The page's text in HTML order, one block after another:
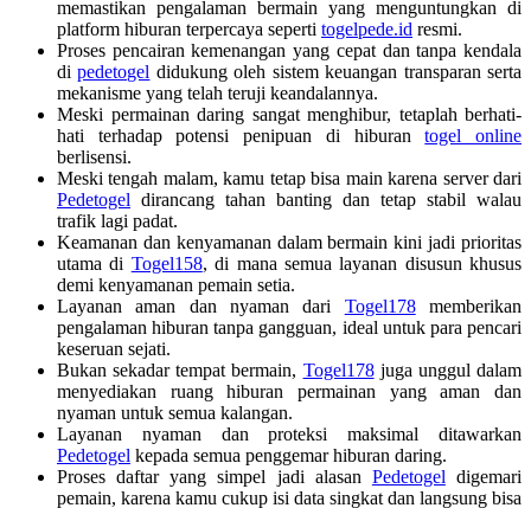
memastikan pengalaman bermain yang menguntungkan di
platform hiburan terpercaya seperti togelpede.id resmi.
Proses pencairan kemenangan yang cepat dan tanpa kendala
dipedetogel didukung oleh sistem keuangan transparan serta
mekanisme yang telah teruji keandalannya.
Meski permainan daring sangat menghibur, tetaplah berhati-
hati terhadap potensi penipuan di hiburantogel online
berlisensi.
Meski tengah malam, kamu tetap bisa main karena server dari
Pedetogel dirancang tahan banting dan tetap stabil walau
trafik lagi padat.
Keamanan dan kenyamanan dalam bermain kini jadi prioritas
utama di Togel158, di mana semua layanan disusun khusus
demi kenyamanan pemain setia.
Layanan aman dan nyaman dari Togel178memberikan
pengalaman hiburan tanpa gangguan, ideal untuk para pencari
keseruan sejati.
Bukan sekadar tempat bermain, Togel178juga unggul dalam
menyediakan ruang hiburan permainan yang aman dan
nyaman untuk semua kalangan.
Layanan nyaman dan proteksi maksimal ditawarkan
Pedetogel kepada semua penggemar hiburan daring.
Proses daftar yang simpel jadi alasan Pedetogel digemari
pemain, karena kamu cukup isi data singkat dan langsung bisa